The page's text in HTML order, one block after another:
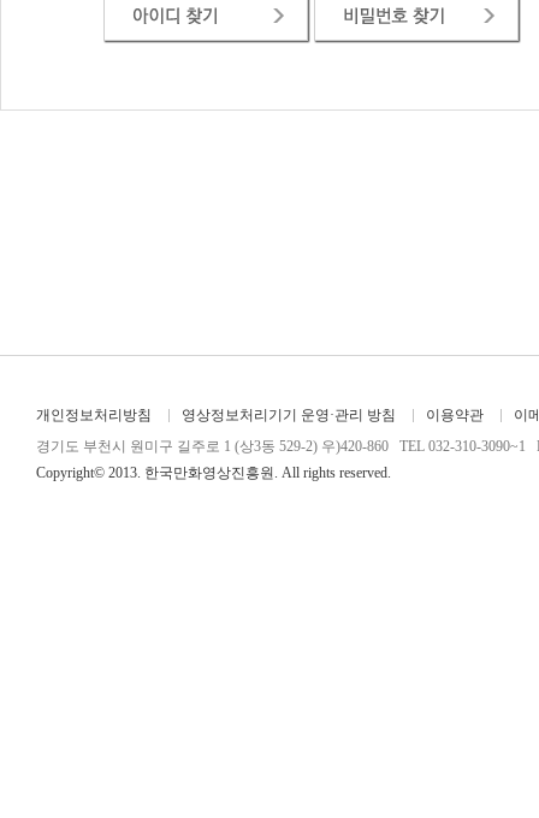
개인정보처리방침 영상정보처리기기 운영·관리 방침 이용약관
이
경기도 부천시 원미구 길주로 1 (상3동 529-2) 우)420-860 TEL 032-310-3090~1
Copyright© 2013. 한국만화영상진흥원. All rights reserved.